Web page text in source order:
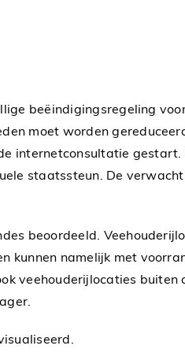
beëindigingsregeling
moet worden
internetconsultatie
staatssteun. De
beoordeeld.
kunnen namelijk met
veehouderijlocaties buiten